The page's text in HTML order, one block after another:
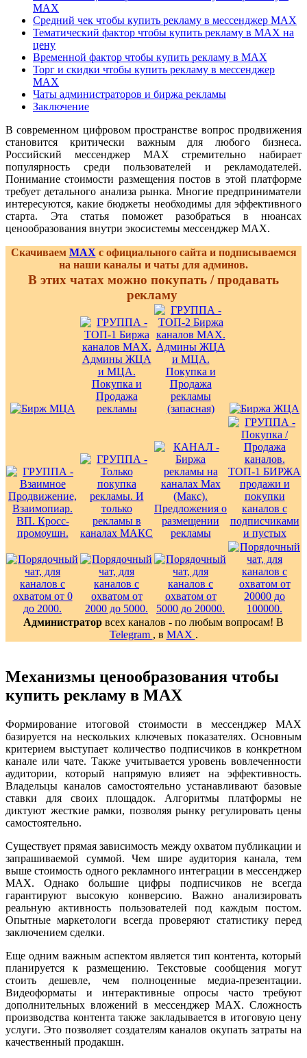
MAX
Средний чек чтобы купить рекламу в мессенджер MAX
Тематический фактор чтобы купить рекламу в MAX на
цену
Временной фактор чтобы купить рекламу в MAX
Торг и скидки чтобы купить рекламу в мессенджер
MAX
Чаты администраторов и биржа рекламы
Заключение
В современном цифровом пространстве вопрос продвижения
становится критически важным для любого бизнеса.
Российский мессенджер MAX стремительно набирает
популярность среди пользователей и рекламодателей.
Понимание стоимости размещения постов в этой платформе
требует детального анализа рынка. Многие предприниматели
интересуются, какие бюджеты необходимы для эффективного
старта. Эта статья поможет разобраться в нюансах
ценообразования внутри экосистемы мессенджер MAX.
Скачиваем MAX с официального сайта и подписываемся
на наши каналы и чаты для админов.
В этих чатах можно покупать / продавать
рекламу
Администратор всех каналов - по любым вопросам! В
Telegram , в MAX .
Механизмы ценообразования чтобы
купить рекламу в MAX
Формирование итоговой стоимости в мессенджер MAX
базируется на нескольких ключевых показателях. Основным
критерием выступает количество подписчиков в конкретном
канале или чате. Также учитывается уровень вовлеченности
аудитории, который напрямую влияет на эффективность.
Владельцы каналов самостоятельно устанавливают базовые
ставки для своих площадок. Алгоритмы платформы не
диктуют жесткие рамки, позволяя рынку регулировать цены
самостоятельно.
Существует прямая зависимость между охватом публикации и
запрашиваемой суммой. Чем шире аудитория канала, тем
выше стоимость одного рекламного интеграции в мессенджер
MAX. Однако большие цифры подписчиков не всегда
гарантируют высокую конверсию. Важно анализировать
реальную активность пользователей под каждым постом.
Опытные маркетологи всегда проверяют статистику перед
заключением сделки.
Еще одним важным аспектом является тип контента, который
планируется к размещению. Текстовые сообщения могут
стоить дешевле, чем полноценные медиа-презентации.
Видеоформаты и интерактивные опросы часто требуют
дополнительных вложений в мессенджер MAX. Сложность
производства контента также закладывается в итоговую цену
услуги. Это позволяет создателям каналов окупать затраты на
качественный продакшн.